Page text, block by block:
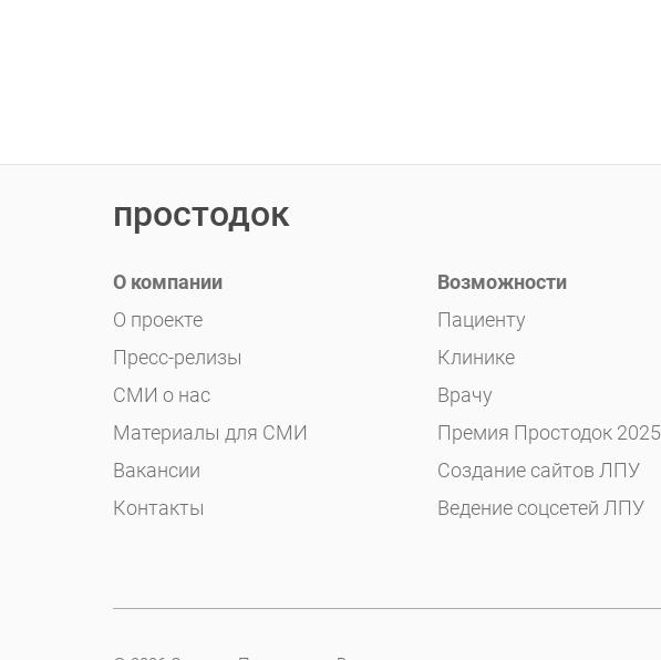
простодок
О компании
О проекте
Пресс-релизы
СМИ о нас
Материалы для СМИ
Вакансии
Контакты
Возможности
Пациенту
Клинике
Врачу
Премия Простодок 2025
Создание сайтов ЛПУ
Ведение соцсетей ЛПУ